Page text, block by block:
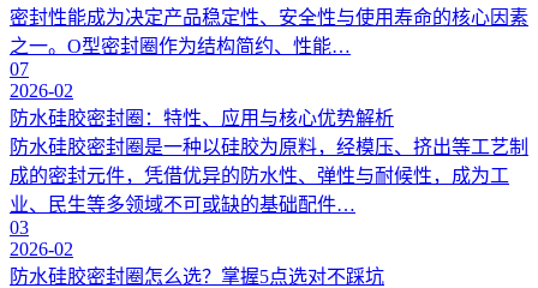
密封性能成为决定产品稳定性、安全性与使用寿命的核心因素
之一。O型密封圈作为结构简约、性能…
07
2026-02
防水硅胶密封圈：特性、应用与核心优势解析
防水硅胶密封圈是一种以硅胶为原料，经模压、挤出等工艺制
成的密封元件，凭借优异的防水性、弹性与耐候性，成为工
业、民生等多领域不可或缺的基础配件…
03
2026-02
防水硅胶密封圈怎么选？掌握5点选对不踩坑